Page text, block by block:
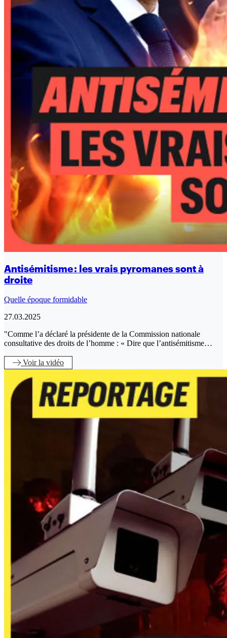
Antisémitisme : les vrais pyromanes sont à
droite
Quelle époque formidable
27.03.2025
"Comme l’a déclaré la présidente de la Commission nationale
consultative des droits de l’homme : « Dire que l’antisémitisme…
Voirla vidéo